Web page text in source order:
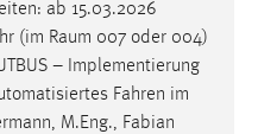
ab 15.03.2026
(im Raum 007 oder 004)
– Implementierung
Fahren im
M.Eng., Fabian
sich an der Website